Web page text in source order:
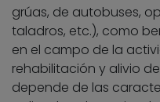
grúas, de autobuses,
taladros, etc.), como
en el campo de la
rehabilitación y alivio
depende de las